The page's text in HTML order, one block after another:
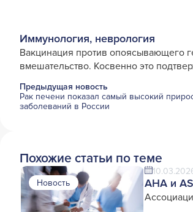
Иммунология, неврология
Вакцинация против опоясывающего
вмешательство. Косвенно это
Предыдущая новость
Рак печени показал самый высокий
заболеваний в России
Похожие статьи по теме
Новость AHA и